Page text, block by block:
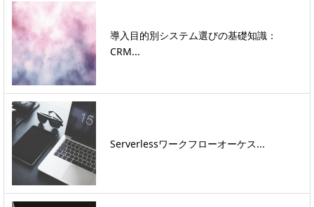
導入目的別システム選びの基礎知識：
CRM...
Serverlessワークフローオーケス...